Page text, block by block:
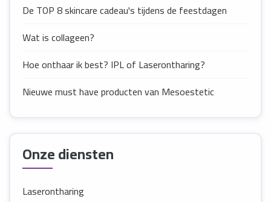
De TOP 8 skincare cadeau's tijdens de feestdagen
Wat is collageen?
Hoe onthaar ik best? IPL of Laserontharing?
Nieuwe must have producten van Mesoestetic
Onze diensten
Laserontharing